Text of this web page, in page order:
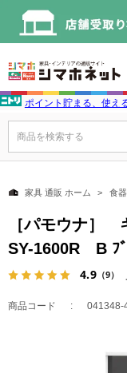
ポイント貯まる、使え
商品を検索する
家具 通販 ホーム 食
［パモウナ］
SY-1600R B ﾌﾞ
4.9（9）
商品コード 041348-